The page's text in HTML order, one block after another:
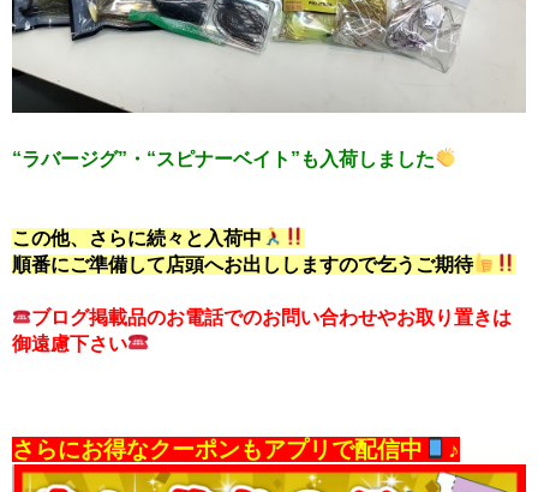
“ラバージグ”・“スピナーベイト”も入荷しました
この他、さらに続々と入荷中
順番にご準備して店頭へお出ししますので乞うご期待
ブログ掲載品のお電話でのお問い合わせやお取り置きは
御遠慮下さい
さらにお得なクーポンもアプリで配信中 ♪